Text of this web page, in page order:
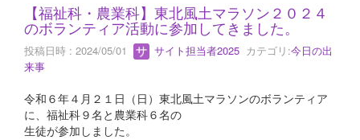
【福祉科・農業科】東北風土マラソン２０２４
のボランティア活動に参加してきました。
投稿日時 : 2024/05/01 サイト担当者2025 カテゴリ:今日の出
来事
令和６年４月２１日（日）東北風土マラソンのボランティア
に、福祉科９名と農業科６名の
生徒が参加しました。